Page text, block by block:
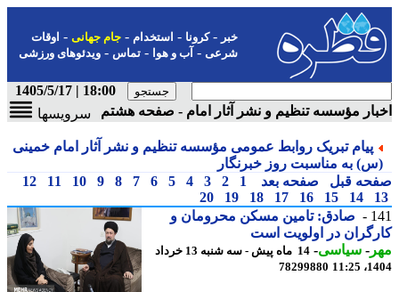
-کرونا-استخدام- جام جهانی-اوقات
شرعی-آب و هوا-تماس-ویدئوهای ورزشی
18:00 | 1405/5/17
مؤسسه تنظیم و نشر آثار امام - صفحه هشتم
سرویسها
پیام تبریک روابط عمومی مؤسسه تنظیم و نشر آثار امام خمینی
به مناسبت روز خبرنگار
قبل صفحه بعد 1
2
3
4
5
6
7
8
9
10
11
12
14
15
16
17
18
19
20
صادق: تامین مسکن محرومان و
در اولویت است
-سیاسی-
14 ماه پیش - سه شنبه 13 خرداد
78299880